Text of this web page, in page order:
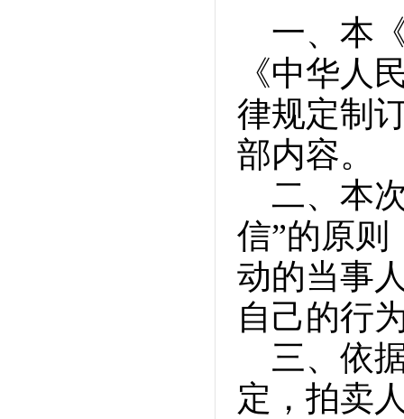
一、本
《中华人
律规定制
部内容。
二、本
信”的原则
动的当事
自己的行
三、依
定，拍卖